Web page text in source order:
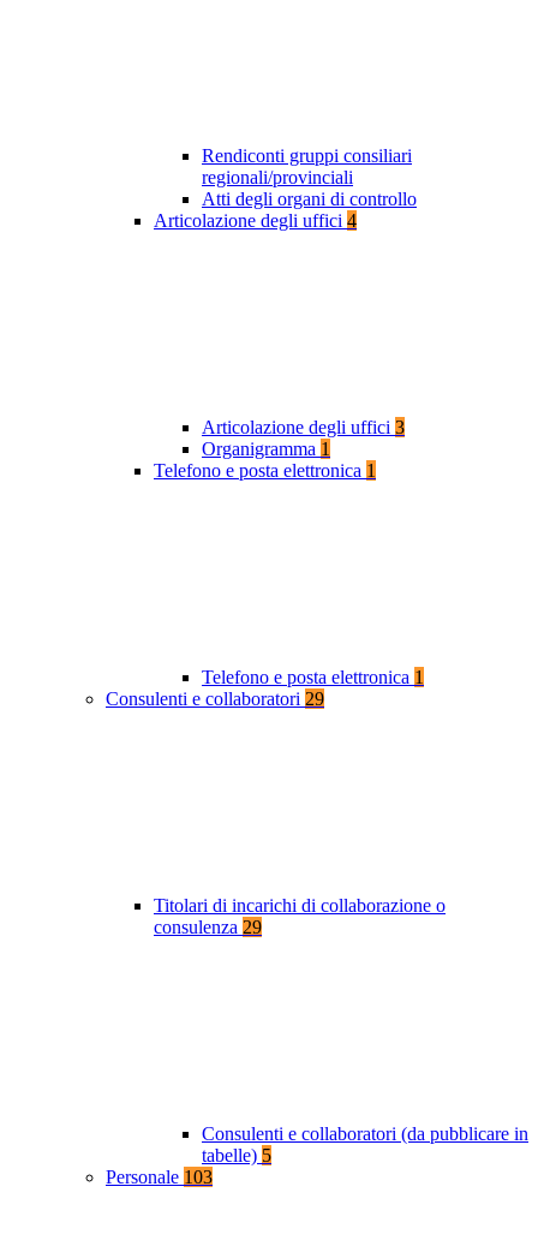
Rendiconti gruppi consiliari
regionali/provinciali
Atti degli organi di controllo
Articolazione degli uffici 4
Articolazione degli uffici 3
Organigramma 1
Telefono e posta elettronica 1
Telefono e posta elettronica 1
Consulenti e collaboratori 29
Titolari di incarichi di collaborazione o
consulenza 29
Consulenti e collaboratori (da pubblicare in
tabelle) 5
Personale 103